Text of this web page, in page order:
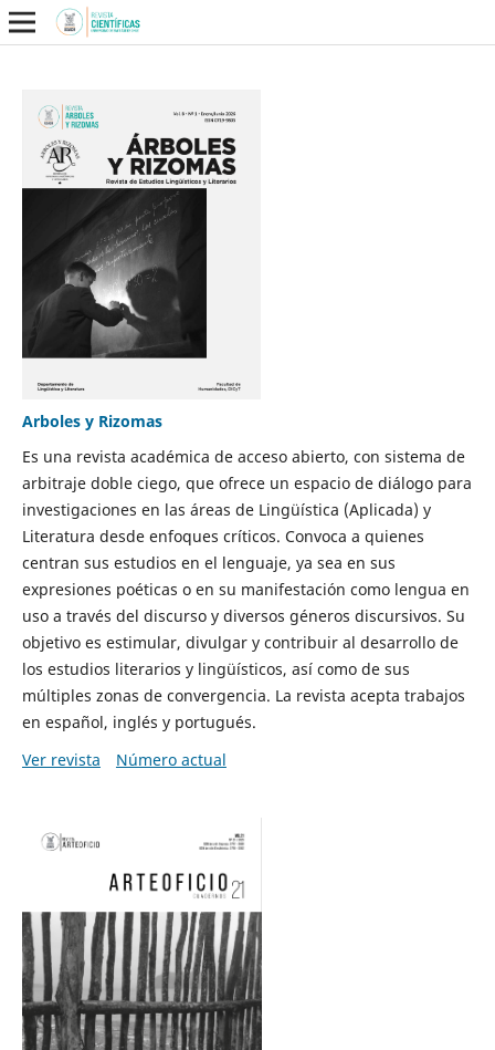
Arboles y Rizomas
Es una revista académica de acceso abierto, con sistema de
arbitraje doble ciego, que ofrece un espacio de diálogo para
investigaciones en las áreas de Lingüística (Aplicada) y
Literatura desde enfoques críticos. Convoca a quienes
centran sus estudios en el lenguaje, ya sea en sus
expresiones poéticas o en su manifestación como lengua en
uso a través del discurso y diversos géneros discursivos. Su
objetivo es estimular, divulgar y contribuir al desarrollo de
los estudios literarios y lingüísticos, así como de sus
múltiples zonas de convergencia. La revista acepta trabajos
en español, inglés y portugués.
Ver revista
Número actual